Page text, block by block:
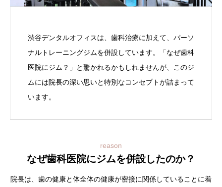
渋谷デンタルオフィスは、歯科治療に加えて、パーソ
ナルトレーニングジムを併設しています。「なぜ歯科
医院にジム？」と驚かれるかもしれませんが、このジ
ムには院長の深い思いと特別なコンセプトが詰まって
います。
reason
なぜ歯科医院にジムを併設したのか？
院長は、歯の健康と体全体の健康が密接に関係していることに着